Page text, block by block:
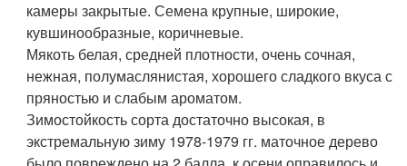
камеры закрытые. Семена крупные, широкие,
кувшинообразные, коричневые.
Мякоть белая, средней плотности, очень сочная,
нежная, полумаслянистая, хорошего сладкого вкуса с
пряностью и слабым ароматом.
Зимостойкость сорта достаточно высокая, в
экстремальную зиму 1978-1979 гг. маточное дерево